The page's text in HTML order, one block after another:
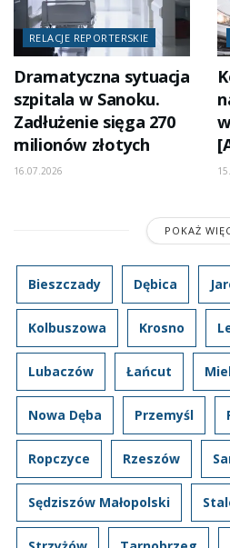
RELACJE REPORTERSKIE
Dramatyczna sytuacja
szpitala w Sanoku.
Zadłużenie sięga 270
milionów złotych
16.07.2026
POKAŻ
Bieszczady Dębica
Kolbuszowa Krosno
Lubaczów Łańcut
Nowa Dęba Przemyśl
Ropczyce Rzeszów
Sędziszów Małopolski